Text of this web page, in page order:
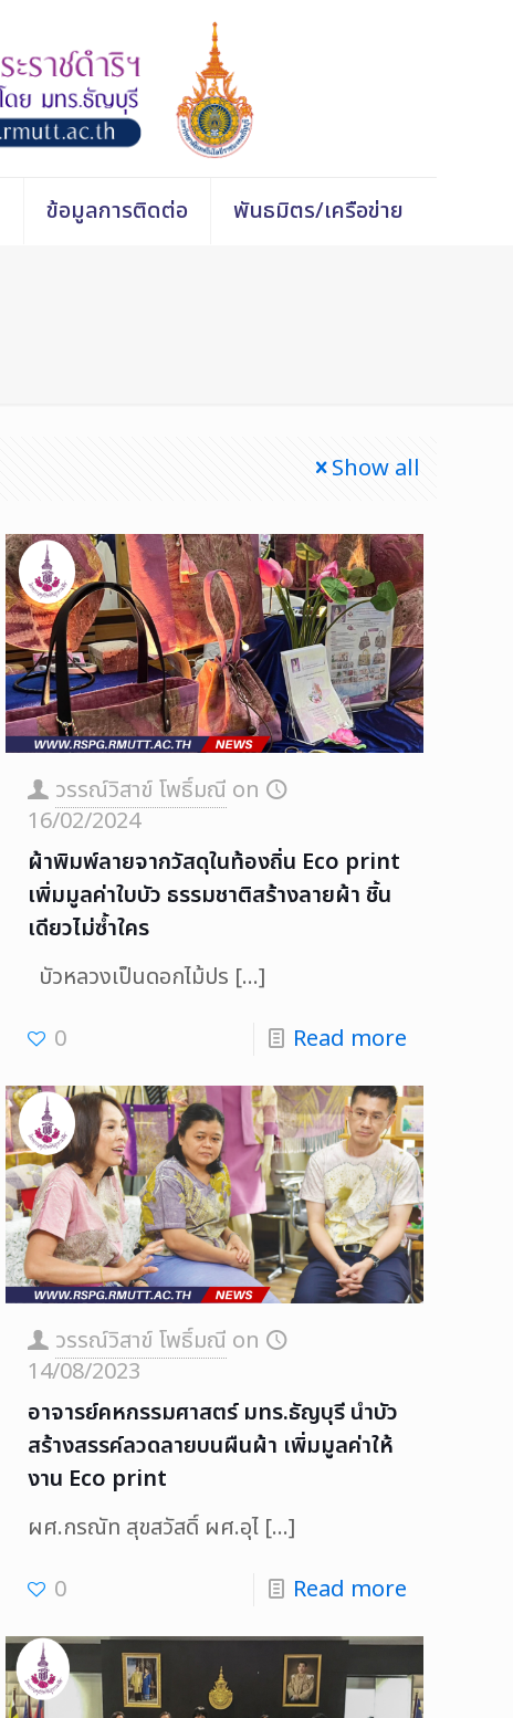
ข้อมูลการติดต่อ พันธมิตร/เครือข่าย
Show all
วรรณ์วิสาข์ โพธิ์มณี on
16/02/2024
ผ้าพิมพ์ลายจากวัสดุในท้องถิ่น Eco print
เพิ่มมูลค่าใบบัว ธรรมชาติสร้างลายผ้า ชิ้น
เดียวไม่ซ้ำใคร
บัวหลวงเป็นดอกไม้ปร […]
0
Read more
วรรณ์วิสาข์ โพธิ์มณี on
14/08/2023
อาจารย์คหกรรมศาสตร์ มทร.ธัญบุรี นำบัว
สร้างสรรค์ลวดลายบนผืนผ้า เพิ่มมูลค่าให้
งาน Eco print
ผศ.กรณัท สุขสวัสดิ์ ผศ.อุไ[…]
0
Read more